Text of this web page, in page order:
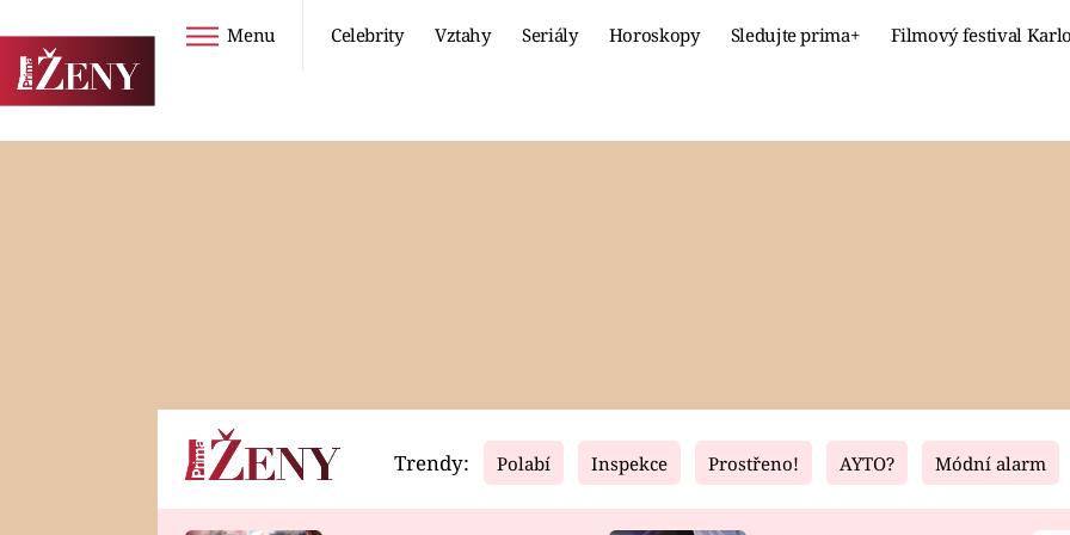
Menu Celebrity Vztahy Seriály Horoskopy Sledujte prima+ Filmový festival
Horoskopy Video Fresh Living
Trendy: Polabí Inspekce Prostřeno! AYTO? Módní alarm